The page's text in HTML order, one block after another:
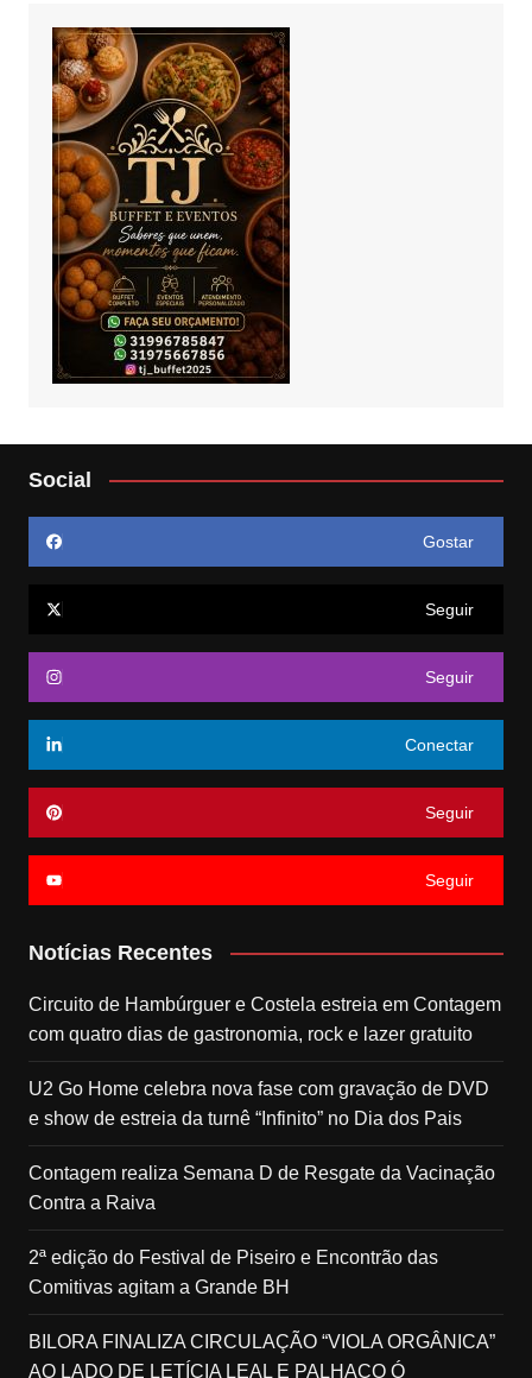
Social
Gostar
Seguir
Seguir
Conectar
Seguir
Seguir
Notícias Recentes
Circuito de Hambúrguer e Costela estreia em Contagem
com quatro dias de gastronomia, rock e lazer gratuito
U2 Go Home celebra nova fase com gravação de DVD
e show de estreia da turnê “Infinito” no Dia dos Pais
Contagem realiza Semana D de Resgate da Vacinação
Contra a Raiva
2ª edição do Festival de Piseiro e Encontrão das
Comitivas agitam a Grande BH
BILORA FINALIZA CIRCULAÇÃO “VIOLA ORGÂNICA”
AO LADO DE LETÍCIA LEAL E PALHAÇO Ó